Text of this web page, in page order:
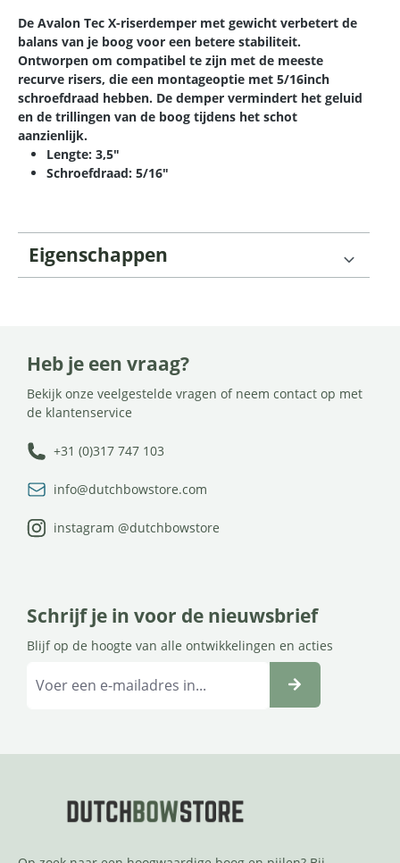
De Avalon Tec X-riserdemper met gewicht verbetert de
balans van je boog voor een betere stabiliteit.
Ontworpen om compatibel te zijn met de meeste
recurve risers, die een montageoptie met 5/16inch
schroefdraad hebben. De demper vermindert het geluid
en de trillingen van de boog tijdens het schot
aanzienlijk.
Lengte: 3,5"
Schroefdraad: 5/16"
Eigenschappen
Heb je een vraag?
Bekijk onze veelgestelde vragen of neem contact op met
de klantenservice
+31 (0)317 747 103
info@dutchbowstore.com
instagram @dutchbowstore
Schrijf je in voor de nieuwsbrief
Blijf op de hoogte van alle ontwikkelingen en acties